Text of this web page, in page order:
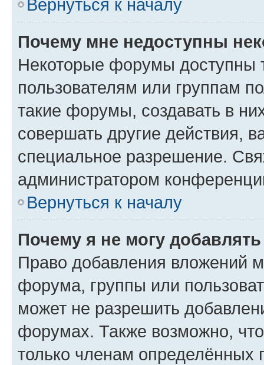
Вернуться к началу
Почему мне недоступны
Некоторые форумы доступны
пользователям или группам
такие форумы, создавать в
совершать другие действия,
специальное разрешение.
администратором
Вернуться к началу
Почему я не могу
Право добавления вложений
форума, группы или
может не разрешить
форумах. Также возможно,
только членам определённых